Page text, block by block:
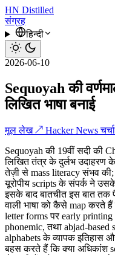
HN Distilled
संग्रह
हिन्दी
2026-06-10
Sequoyah की
लिखित भाषा बनाई
मूल लेख ↗ Hacker News
Sequoyah की 19वीं सदी की
लिखित तंत्र के दुर्लभ उदाहरण
तेज़ी से mass literacy संभव
यूरोपीय scripts के संपर्क ने उसके
इसके बाद बातचीत इस बात तक
वाली भाषा को कैसे map करते
letter forms पर early
phonemic, तथा abjad-based
alphabets के व्यापक इतिहास
बहस करते हैं कि क्या अधिकांश